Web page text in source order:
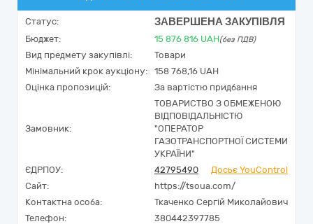
Статус: ЗАВЕРШЕНА ЗАКУПІВЛЯ
Бюджет: 15 876 816 UAH(без ПДВ)
Вид предмету закупівлі:
Товари
Мінімальний крок аукціону:
158 768,16 UAH
Оцінка пропозицій:
За вартістю придбання
Замовник:
ТОВАРИСТВО З ОБМЕЖЕНОЮ
ВІДПОВІДАЛЬНІСТЮ
"ОПЕРАТОР
ГАЗОТРАНСПОРТНОЇ СИСТЕМИ
УКРАЇНИ"
ЄДРПОУ:
42795490
Досьє YouControl
Сайт:
https://tsoua.com/
Контактна особа:
Ткаченко Сергій Миколайович
Телефон:
380442397785